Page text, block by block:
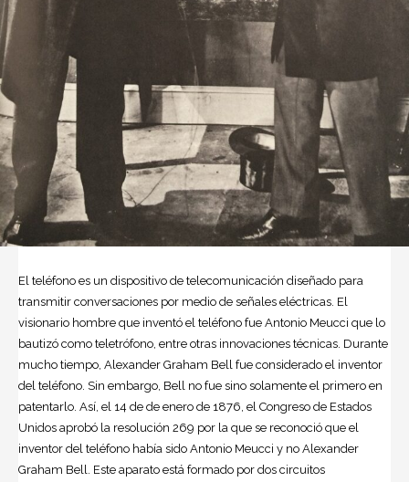
El teléfono es un dispositivo de telecomunicación diseñado para
transmitir conversaciones por medio de señales eléctricas. El
visionario hombre que inventó el teléfono fue Antonio Meucci que lo
bautizó como teletrófono, entre otras innovaciones técnicas. Durante
mucho tiempo, Alexander Graham Bell
fue considerado el inventor
del teléfono. Sin embargo, Bell no fue sino solamente el primero en
patentarlo. Así, el 14 de de enero de 1876, el Congreso de Estados
Unidos aprobó la resolución 269 por la que se reconoció que el
inventor del teléfono había sido Antonio Meucci y no Alexander
Graham Bell. Este aparato está formado por dos circuitos